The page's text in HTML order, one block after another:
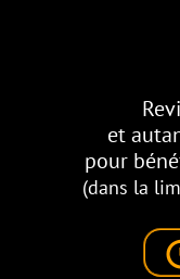
et
pour
(dans la